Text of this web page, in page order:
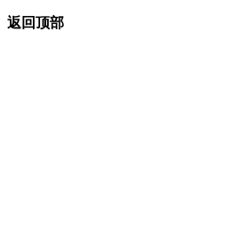
返回顶部